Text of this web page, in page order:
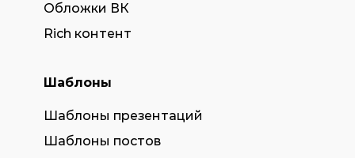
Обложки ВК
Rich контент
Шаблоны
Шаблоны презентаций
Шаблоны постов